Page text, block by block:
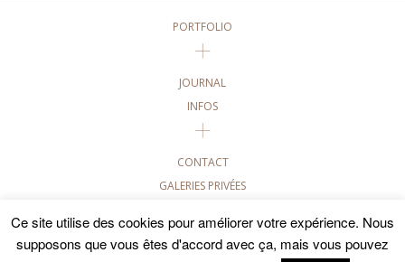
PORTFOLIO
JOURNAL
INFOS
CONTACT
GALERIES PRIVÉES
©2020 GIRL AND DUDE PHOTOGRAPHIES • TOUTES LES
PHOTOGRAPHIES DE CE SITE SONT SOUMISES AUX DROITS
D'AUTEUR
Ce site utilise des cookies pour améliorer votre expérience. Nous
supposons que vous êtes d'accord avec ça, mais vous pouvez